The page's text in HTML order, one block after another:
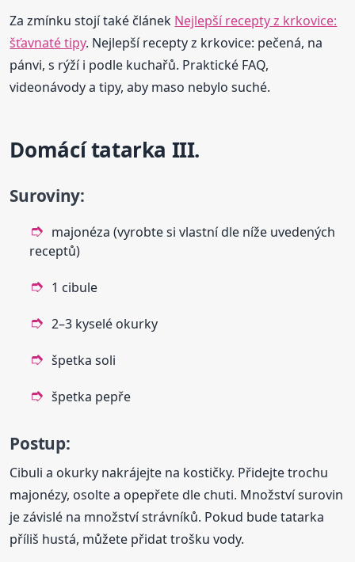
Za zmínku stojí také článek Nejlepší recepty z krkovice:
šťavnaté tipy. Nejlepší recepty z krkovice: pečená, na
pánvi, s rýží i podle kuchařů. Praktické FAQ,
videonávody a tipy, aby maso nebylo suché.
Domácí tatarka III.
Suroviny:
majonéza (vyrobte si vlastní dle níže uvedených
receptů)
1 cibule
2–3 kyselé okurky
špetka soli
špetka pepře
Postup:
Cibuli a okurky nakrájejte na kostičky. Přidejte trochu
majonézy, osolte a opepřete dle chuti. Množství surovin
je závislé na množství strávníků. Pokud bude tatarka
příliš hustá, můžete přidat trošku vody.